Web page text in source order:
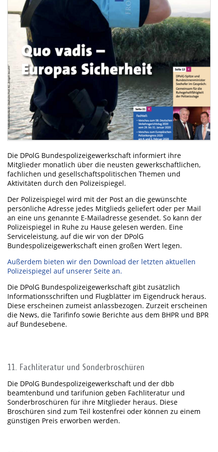
Die DPolG Bundespolizeigewerkschaft informiert ihre
Mitglieder monatlich über die neusten gewerkschaftlichen,
fachlichen und gesellschaftspolitischen Themen und
Aktivitäten durch den Polizeispiegel.
Der Polizeispiegel wird mit der Post an die gewünschte
persönliche Adresse jedes Mitglieds geliefert oder per Mail
an eine uns genannte E-Mailadresse gesendet. So kann der
Polizeispiegel in Ruhe zu Hause gelesen werden. Eine
Serviceleistung, auf die wir von der DPolG
Bundespolizeigewerkschaft einen großen Wert legen.
Außerdem bieten wir den Download der letzten aktuellen
Polizeispiegel auf unserer Seite an.
Die DPolG Bundespolizeigewerkschaft gibt zusätzlich
Informationsschriften und Flugblätter im Eigendruck heraus.
Diese erscheinen zumeist anlassbezogen. Zurzeit erscheinen
die News, die Tarifinfo sowie Berichte aus dem BHPR und BPR
auf Bundesebene.
11. Fachliteratur und Sonderbroschüren
Die DPolG Bundespolizeigewerkschaft und der dbb
beamtenbund und tarifunion geben Fachliteratur und
Sonderbroschüren für ihre Mitglieder heraus. Diese
Broschüren sind zum Teil kostenfrei oder können zu einem
günstigen Preis erworben werden.